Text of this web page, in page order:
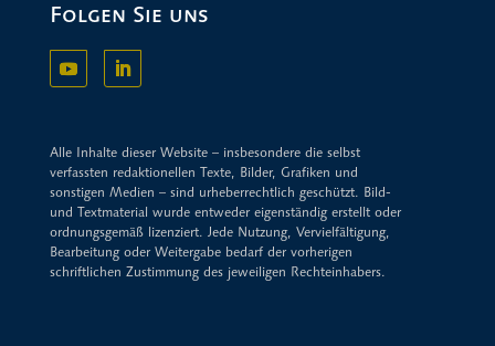
Folgen Sie uns
Alle Inhalte dieser Website – insbesondere die selbst
verfassten redaktionellen Texte, Bilder, Grafiken und
sonstigen Medien – sind urheberrechtlich geschützt. Bild-
und Textmaterial wurde entweder eigenständig erstellt oder
ordnungsgemäß lizenziert. Jede Nutzung, Vervielfältigung,
Bearbeitung oder Weitergabe bedarf der vorherigen
schriftlichen Zustimmung des jeweiligen Rechteinhabers.